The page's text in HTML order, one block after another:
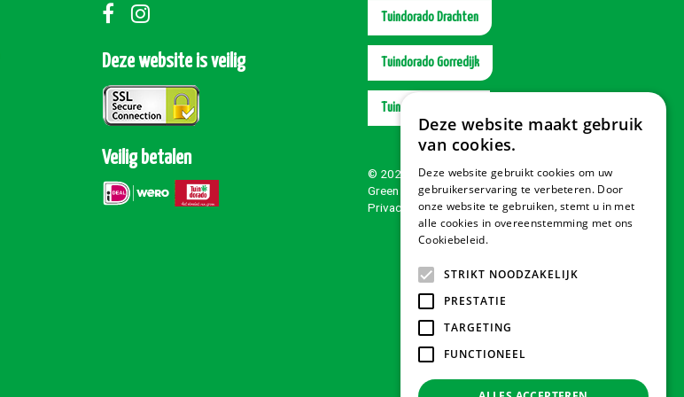
Deze website is veilig
Veilig betalen
Tuindorado Drachten
Tuindorado Gorredijk
Tuindorado Wolvega
© 2026 Tuindorado
Green Solutions
Privacy policy
Deze website maakt gebruik
van cookies.
Deze website gebruikt cookies om uw
gebruikerservaring te verbeteren. Door
onze website te gebruiken, stemt u in met
alle cookies in overeenstemming met ons
Cookiebeleid.
STRIKT NOODZAKELIJK
PRESTATIE
TARGETING
FUNCTIONEEL